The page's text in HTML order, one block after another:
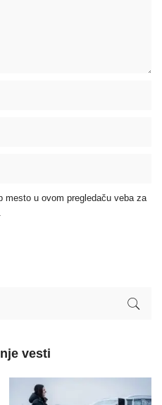
mesto u ovom pregledaču veba za
vesti